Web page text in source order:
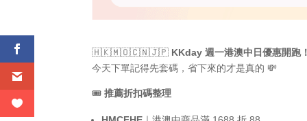
🇭🇰🇲🇴🇨🇳🇯🇵 KKday 週一港澳中日優惠開跑
今天下單記得先套碼，省下來的才是真的 💸
🎟推薦折扣碼整理